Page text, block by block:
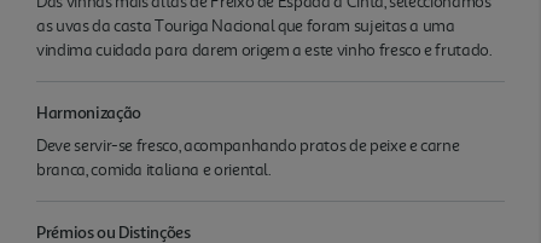
as uvas da casta Touriga Nacional que foram sujeitas a uma
vindima cuidada para darem origem a este vinho fresco e frutado.
Harmonização
Deve servir-se fresco, acompanhando pratos de peixe e carne
branca, comida italiana e oriental.
Prémios ou Distinções